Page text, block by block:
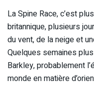
La Spine Race, c’est
britannique, plusieurs
du vent, de la neige et
Quelques semaines
Barkley, probablement
monde en matière